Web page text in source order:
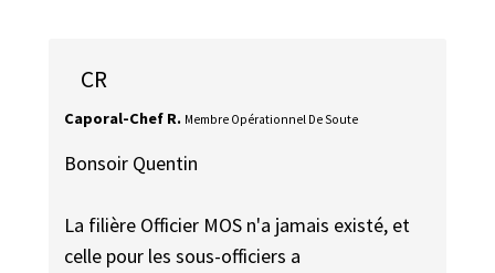
CR
Caporal-Chef R. Membre Opérationnel De Soute
Bonsoir Quentin
La filière Officier MOS n'a jamais existé, et
celle pour les sous-officiers a